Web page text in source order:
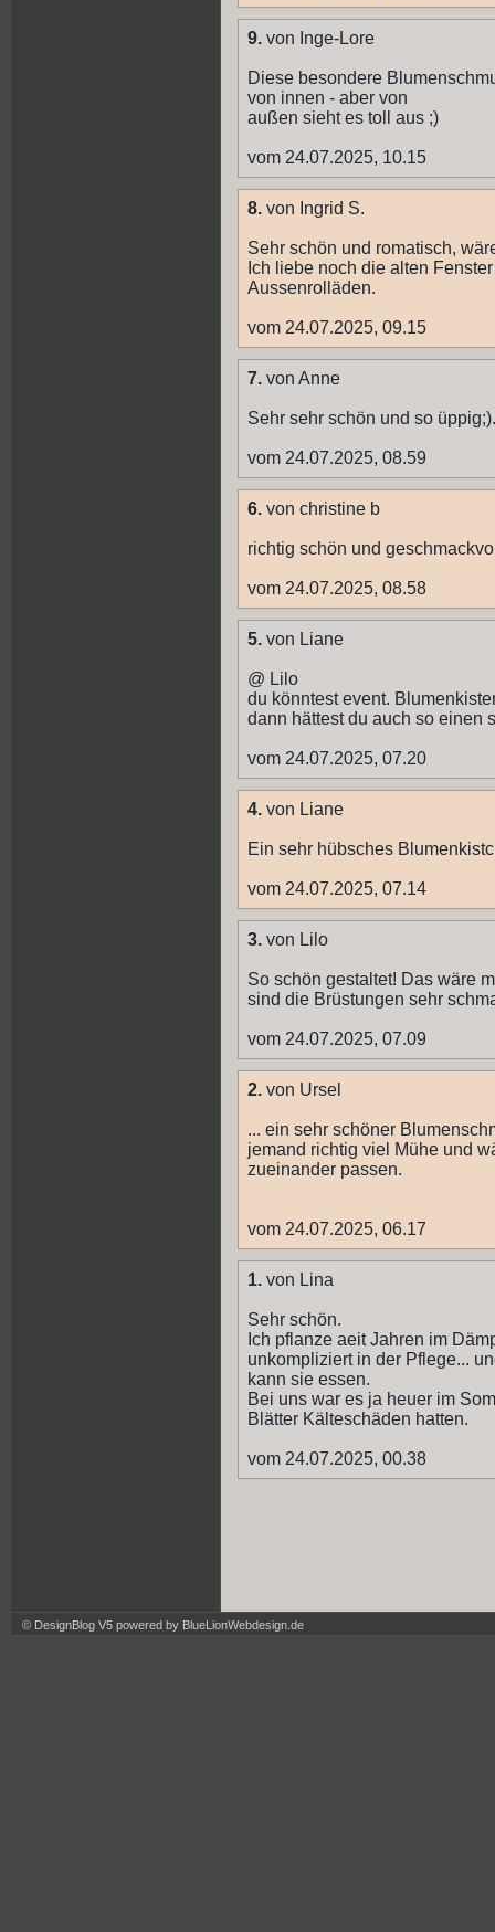
9. von Inge-Lore
Diese besondere
von innen - aber von
außen sieht es toll aus ;)
vom 24.07.2025, 10.15
8. von Ingrid S.
Sehr schön und romatisch,
Ich liebe noch die alten
Aussenrolläden.
vom 24.07.2025, 09.15
7. von Anne
Sehr sehr schön und so
vom 24.07.2025, 08.59
6. von christine b
richtig schön und
vom 24.07.2025, 08.58
5. von Liane
@ Lilo
du könntest event.
dann hättest du auch so einen
vom 24.07.2025, 07.20
4. von Liane
Ein sehr hübsches
vom 24.07.2025, 07.14
3. von Lilo
So schön gestaltet! Das wäre
sind die Brüstungen sehr
vom 24.07.2025, 07.09
2. von Ursel
... ein sehr schöner
jemand richtig viel Mühe und
zueinander passen.
vom 24.07.2025, 06.17
1. von Lina
Sehr schön.
Ich pflanze aeit Jahren im
unkompliziert in der Pflege...
kann sie essen.
Bei uns war es ja heuer im
Blätter Kälteschäden hatten.
vom 24.07.2025, 00.38
© DesignBlog V5 powered by BlueLionWebdesign.de